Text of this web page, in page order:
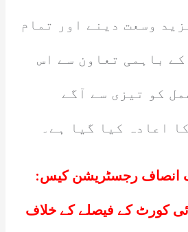
وسعت دینے اور تمام
باہمی تعاون سے اس
کو تیزی سے آگے
اعادہ کیا گیا ہے۔
انصاف رجسٹریشن کیس:
کورٹ کے فیصلے کے خلاف